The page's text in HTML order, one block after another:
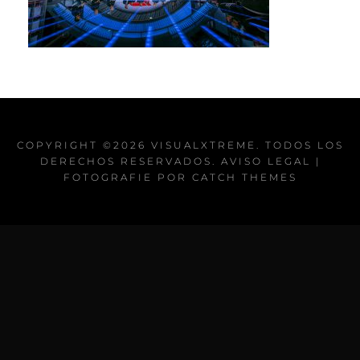
COPYRIGHT ©2026 VISUALXTREME . TODOS LOS
DERECHOS RESERVADOS. AVISO LEGAL
|
FOTOGRAFIE POR CATCH THEMES